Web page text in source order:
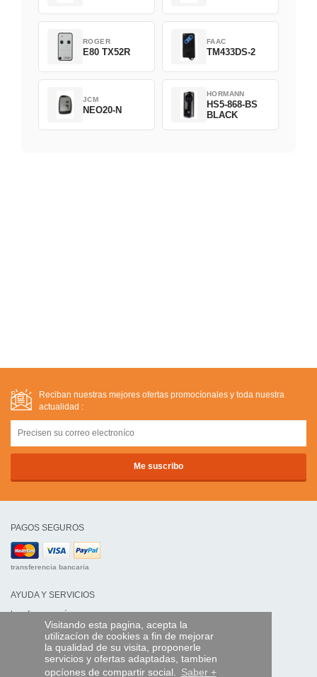
Visitando esta pagina, acepta la
utilizacíon de cookies a fin de mejorar
la qualidad de su visita, proponerle
servicios y ofertas adaptadas, tambien
opcíones de compartir social. Saber +
ROGER
E80 TX52R
FAAC
TM433DS-2
JCM
NEO20-N
HORMANN
HS5-868-BS
BLACK
Reciban nuestras mejores ofertas promocíonales y toda nuestra
actualidad :
PAGOS SEGUROS
transferencia bancaria
AYUDA Y SERVICIOS
Localice su envío
MANDO EXPRESS
¿Quiénes somos?
Información legal